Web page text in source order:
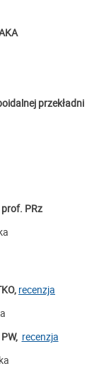
przekładni
PRz
recenzja
recenzja